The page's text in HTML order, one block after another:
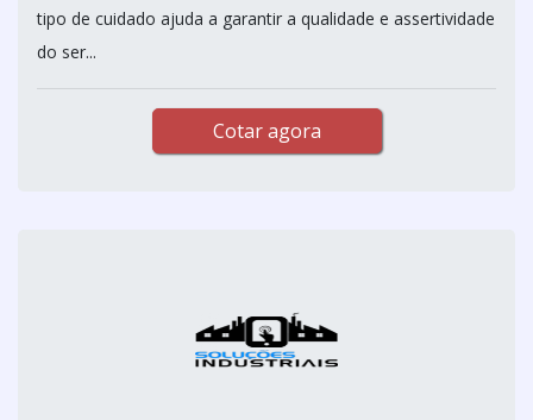
tipo de cuidado ajuda a garantir a qualidade e assertividade
do ser...
Cotar agora